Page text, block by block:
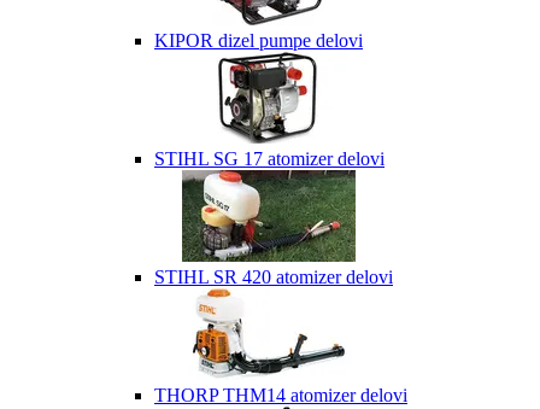
KIPOR dizel pumpe delovi
STIHL SG 17 atomizer delovi
STIHL SR 420 atomizer delovi
THORP THM14 atomizer delovi